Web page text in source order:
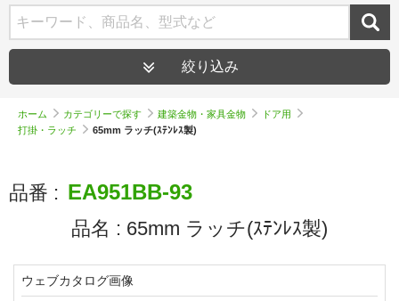
絞り込み
ホーム カテゴリーで探す 建築金物・家具金物
ドア用
打掛・ラッチ
65mm ラッチ(ｽﾃﾝﾚｽ製)
品番 : EA951BB-93
品名 : 65mm ラッチ(ｽﾃﾝﾚｽ製)
ウェブカタログ画像